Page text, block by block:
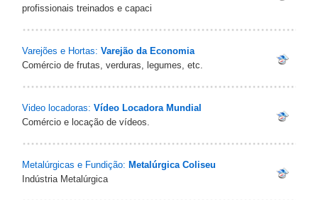
profissionais treinados e capaci
Varejões e Hortas: Varejão da Economia‎
Comércio de frutas, verduras, legumes, etc.
Video locadoras: Vídeo Locadora Mundial‎
Comércio e locação de vídeos.
Metalúrgicas e Fundição: Metalúrgica Coliseu
Indústria Metalúrgica